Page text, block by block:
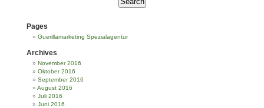
Pages
Guerillamarketing Spezialagentur
Archives
November 2016
Oktober 2016
September 2016
August 2016
Juli 2016
Juni 2016